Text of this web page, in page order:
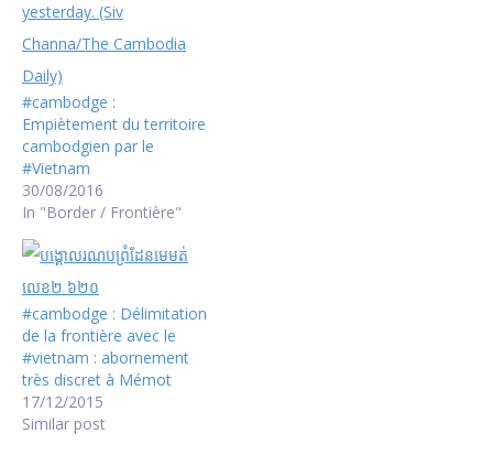
#cambodge :
Empiètement du territoire
cambodgien par le
#Vietnam
30/08/2016
In "Border / Frontière"
#cambodge : Délimitation
de la frontière avec le
#vietnam : abornement
très discret à Mémot
17/12/2015
Similar post